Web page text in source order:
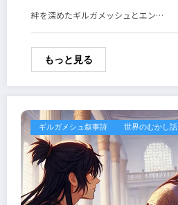
絆を深めたギルガメッシュとエン…
もっと見る
ギルガメシュ叙事詩 世界のむかし話